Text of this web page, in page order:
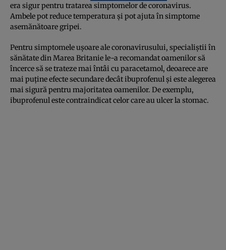
era sigur pentru tratarea simptomelor de coronavirus.
Ambele pot reduce temperatura și pot ajuta în simptome
asemănătoare gripei.
Pentru simptomele ușoare ale coronavirusului, specialiștii în
sănătate din Marea Britanie le-a recomandat oamenilor să
încerce să se trateze mai întâi cu paracetamol, deoarece are
mai puține efecte secundare decât ibuprofenul și este alegerea
mai sigură pentru majoritatea oamenilor. De exemplu,
ibuprofenul este contraindicat celor care au ulcer la stomac.